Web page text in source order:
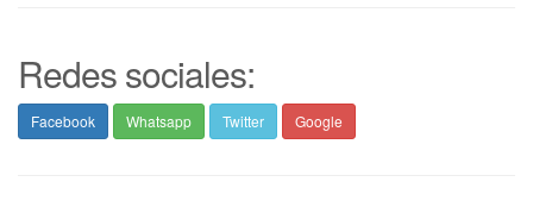
Redes sociales:
Facebook Whatsapp Twitter Google